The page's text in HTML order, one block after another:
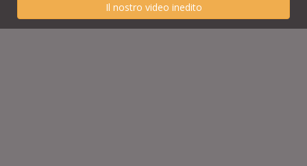
Il nostro video inedito